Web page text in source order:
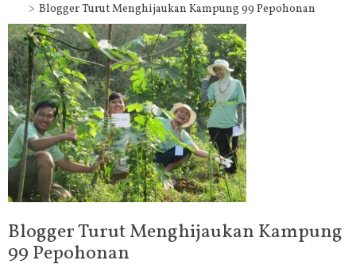
Blogger Turut Menghijaukan Kampung 99 Pepohonan
Blogger Turut Menghijaukan Kampung
99 Pepohonan